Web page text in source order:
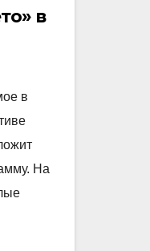
в
в
На